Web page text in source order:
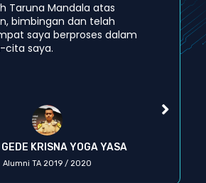
GEDE KRISNA YOGA YASA
Alumni TA 2019 / 2020
Taruna Mandala atas
bimbingan dan telah
saya berproses dalam
saya.